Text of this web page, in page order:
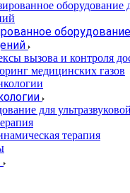
вызова и контроля
медицинских газов
для
терапия